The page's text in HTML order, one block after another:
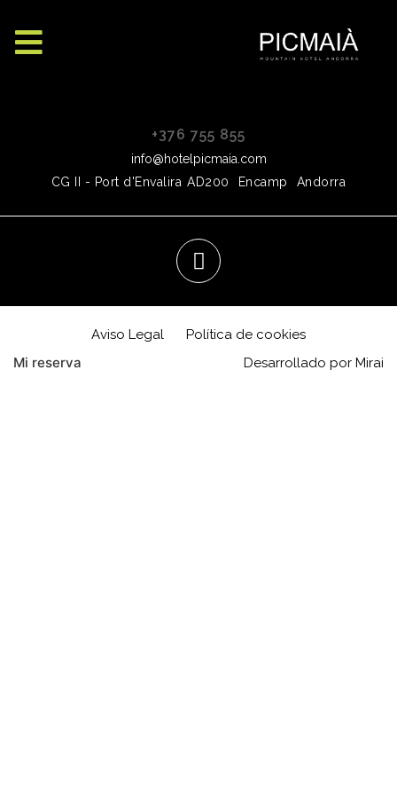
+376 755 855
info@hotelpicmaia.com
CG II - Port d'Envalira AD200 Encamp Andorra
Aviso Legal Política de cookies
Mi reserva Desarrollado por Mirai